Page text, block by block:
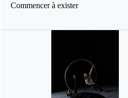
Commencer à exister